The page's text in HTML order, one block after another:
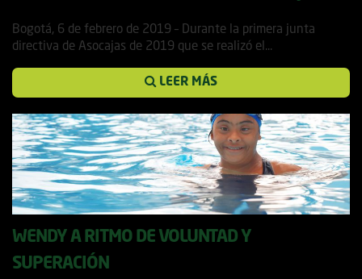
Bogotá, 6 de febrero de 2019 – Durante la primera junta
directiva de Asocajas de 2019 que se realizó el...
LEER MÁS
WENDY A RITMO DE VOLUNTAD Y
SUPERACIÓN